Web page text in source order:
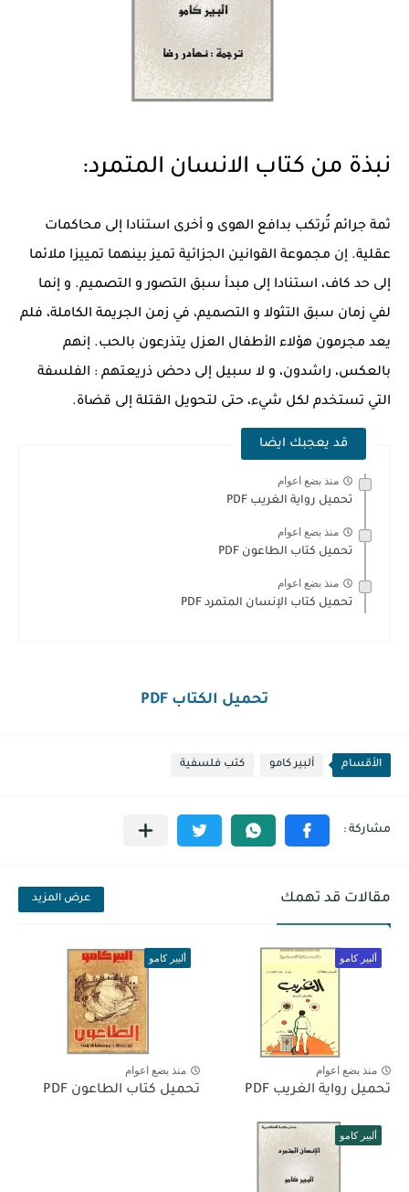
نبذة من كتاب الانسان المتمرد:
ثمة جرائم تُرتكب بدافع الهوى و أخرى استنادا إلى محاكمات
عقلية. إن مجموعة القوانين الجزائية تميز بينهما تمييزا ملائما
إلى حد كاف، استنادا إلى مبدأ سبق التصور و التصميم. و إنما
لفي زمان سبق التثولا و التصميم، في زمن الجريمة الكاملة، فلم
يعد مجرمون هؤلاء الأطفال العزل يتذرعون بالحب. إنهم
بالعكس، راشدون، و لا سبيل إلى دحض ذريعتهم : الفلسفة
التي تستخدم لكل شيء، حتى لتحويل القتلة إلى قضاة.
قد يعجبك ايضا
منذ بضع اعوام
تحميل رواية الغريب PDF
منذ بضع اعوام
تحميل كتاب الطاعون PDF
منذ بضع اعوام
تحميل كتاب الإنسان المتمرد PDF
تحميل الكتاب PDF
الأقسام ألبير كامو كتب فلسفية
مقالات قد تهمك عرض المزيد
ألبير كامو
منذ بضع اعوام
تحميل رواية الغريب PDF
ألبير كامو
منذ بضع اعوام
تحميل كتاب الطاعون PDF
ألبير كامو